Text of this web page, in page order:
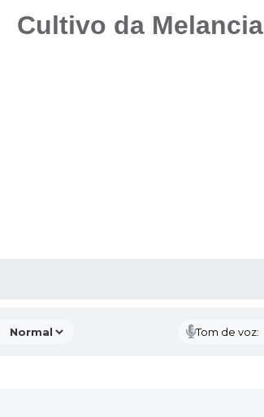
Cultivo da Melancia
Tom de voz: